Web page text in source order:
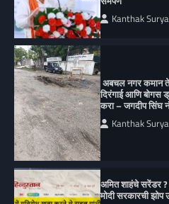
Kanthak
अबचल नगर कमान ते
दिरंगाई आणि बोगस
करा – जगदीप सिंघ
Kanthak
अमित शाहंचे सरेंडर
मोदी सरकारची झोप